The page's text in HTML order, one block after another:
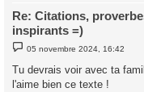
Re: Citations,
inspirants =)
M
s
a
05 novembre 2024, 16:42
Tu devrais voir avec ta
l'aime bien ce texte !